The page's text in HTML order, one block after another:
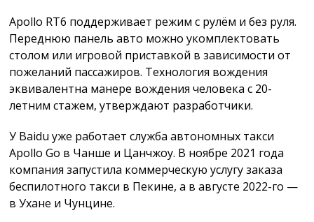
Apollo RT6 поддерживает режим с рулём и без руля.
Переднюю панель авто можно укомплектовать
столом или игровой приставкой в зависимости от
пожеланий пассажиров. Технология вождения
эквивалентна манере вождения человека с 20-
летним стажем, утверждают разработчики.
У Baidu уже работает служба автономных такси
Apollo Go в Чанше и Цанчжоу. В ноябре 2021 года
компания запустила коммерческую услугу заказа
беспилотного такси в Пекине, а в августе 2022-го —
в Ухане и Чунцине.